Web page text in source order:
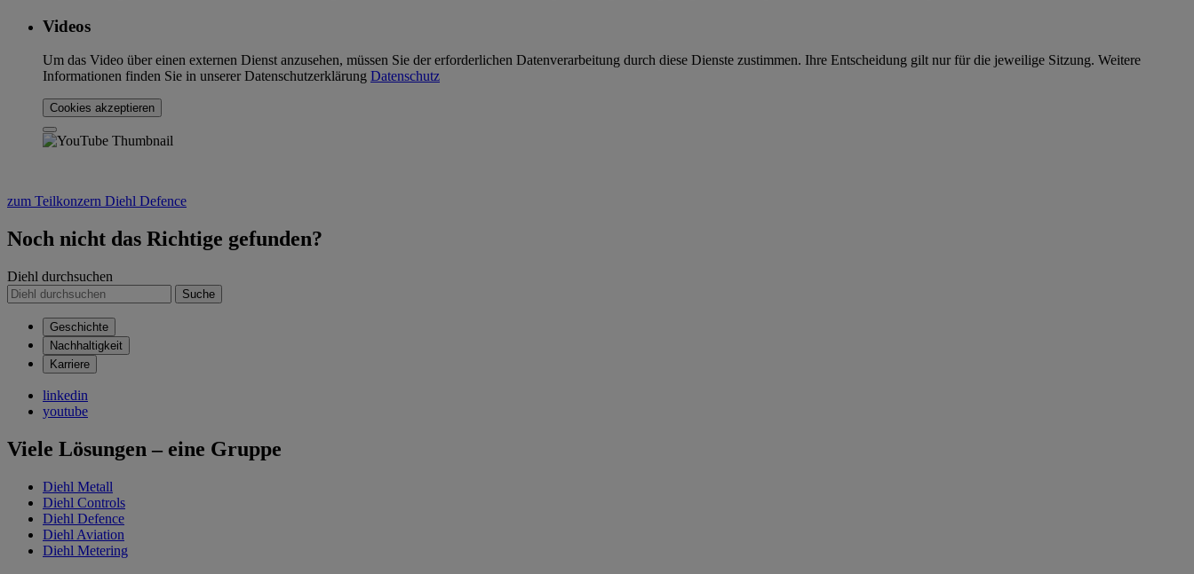
Videos
Um das Video über einen externen Dienst anzusehen, müssen Sie der erforderlichen Datenverarbeitung durch diese Dienste zustimmen. Ihre Entscheidung gilt nur für die jeweilige Sitzung. Weitere
Informationen finden Sie in unserer Datenschutzerklärung Datenschutz
Cookies akzeptieren
zum Teilkonzern Diehl Defence
Noch nicht das Richtige gefunden?
Diehl durchsuchen
Suche
Geschichte
Nachhaltigkeit
Karriere
linkedin
youtube
Viele Lösungen – eine Gruppe
Diehl Metall
Diehl Controls
Diehl Defence
Diehl Aviation
Diehl Metering